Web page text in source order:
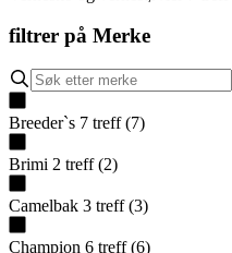
filtrer på Merke
Breeder`s 7 treff (7)
Brimi 2 treff (2)
Camelbak 3 treff (3)
Champion 6 treff (6)